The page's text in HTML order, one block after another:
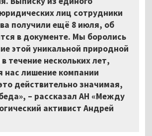
лиц сотрудники
получили ещё 8 июля, об
в документе. Мы боролись
этой уникальной природной
течение нескольких лет,
нас лишение компании
действительно значимая,
– рассказал АН «Между
активист Андрей